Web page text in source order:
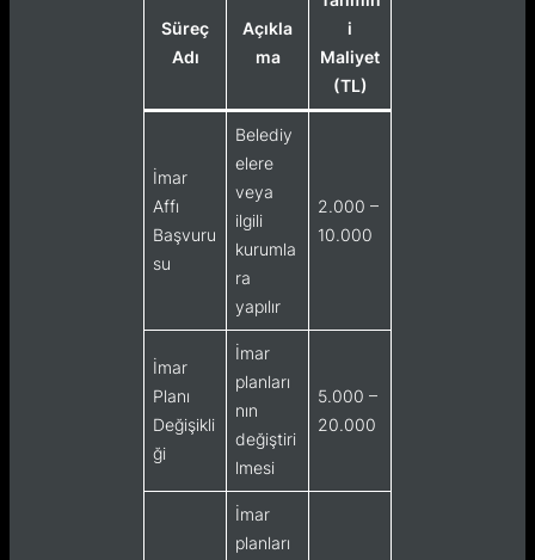
Süreç
Adı
Açıkla
ma
i
Maliyet
(TL)
İmar
Affı
Başvuru
su
Belediy
elere
veya
ilgili
kurumla
ra
yapılır
2.000 –
10.000
İmar
Planı
Değişikli
ği
İmar
planları
nın
değiştiri
lmesi
5.000 –
20.000
İmar
planları